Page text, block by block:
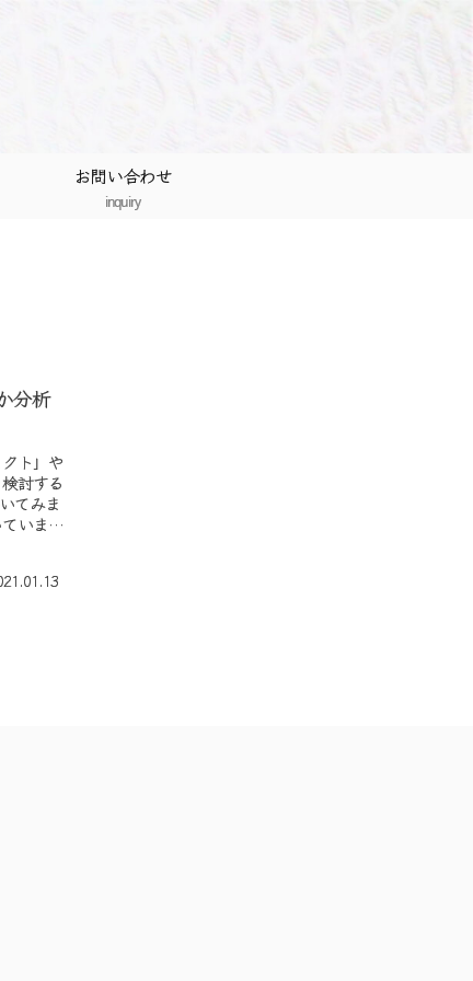
お問い合わせ
inquiry
分析
ト」や
討する
てみま
います